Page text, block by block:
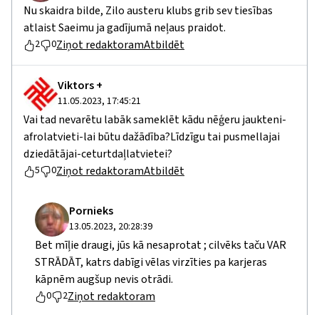
Nu skaidra bilde, Zilo austeru klubs grib sev tiesības
atlaist Saeimu ja gadījumā neļaus praidot.
2 0Ziņot redaktoramAtbildēt
Viktors +
11.05.2023, 17:45:21
Vai tad nevarētu labāk sameklēt kādu nēģeru jaukteni-
afrolatvieti-lai būtu dažādība?Līdzīgu tai pusmellajai
dziedātājai-ceturtdaļlatvietei?
5 0Ziņot redaktoramAtbildēt
Pornieks
13.05.2023, 20:28:39
Bet mīļie draugi, jūs kā nesaprotat ; cilvēks taču VAR
STRĀDĀT, katrs dabīgi vēlas virzīties pa karjeras
kāpnēm augšup nevis otrādi.
0 2Ziņot redaktoram